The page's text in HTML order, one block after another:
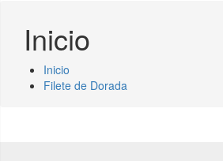
Inicio
Inicio
Filete de Dorada